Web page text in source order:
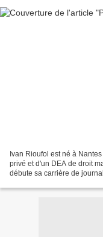
Ivan Rioufol est né à
privé et d'un DEA de droit
débute sa carrière de